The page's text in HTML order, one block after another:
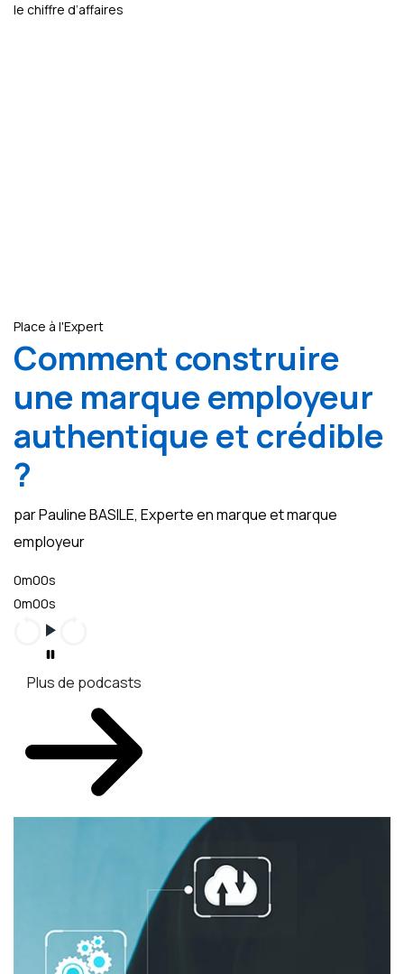
le chiffre d’affaires
Place à l'Expert
Comment construire
une marque employeur
authentique et crédible
?
par Pauline BASILE, Experte en marque et marque
employeur
0m00s
0m00s
Plus de podcasts